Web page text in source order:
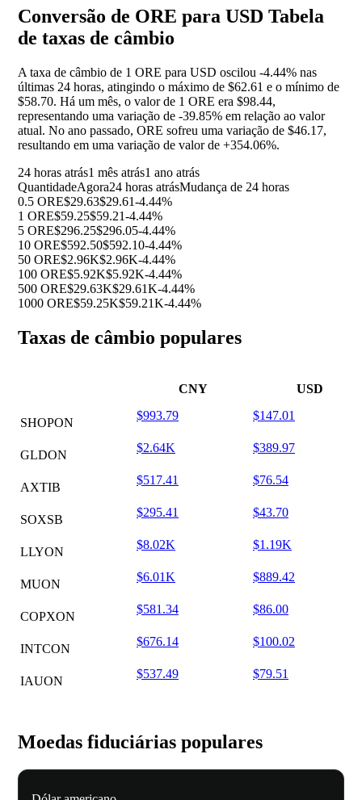
Conversão de ORE para USD Tabela
de taxas de câmbio
A taxa de câmbio de 1 ORE para USD oscilou -4.44% nas
últimas 24 horas, atingindo o máximo de $62.61 e o mínimo de
$58.70. Há um mês, o valor de 1 ORE era $98.44,
representando uma variação de -39.85% em relação ao valor
atual. No ano passado, ORE sofreu uma variação de $46.17,
resultando em uma variação de valor de +354.06%.
24 horas atrás1 mês atrás1 ano atrás
QuantidadeAgora24 horas atrásMudança de 24 horas
0.5 ORE$29.63$29.61-4.44%
1 ORE$59.25$59.21-4.44%
5 ORE$296.25$296.05-4.44%
10 ORE$592.50$592.10-4.44%
50 ORE$2.96K$2.96K-4.44%
100 ORE$5.92K$5.92K-4.44%
500 ORE$29.63K$29.61K-4.44%
1000 ORE$59.25K$59.21K-4.44%
Taxas de câmbio populares
CNY USD
SHOPON
$993.79 $147.01
GLDON
$2.64K $389.97
AXTIB
$517.41 $76.54
SOXSB
$295.41 $43.70
LLYON
$8.02K $1.19K
MUON
$6.01K $889.42
COPXON
$581.34 $86.00
INTCON
$676.14 $100.02
IAUON
$537.49 $79.51
Moedas fiduciárias populares